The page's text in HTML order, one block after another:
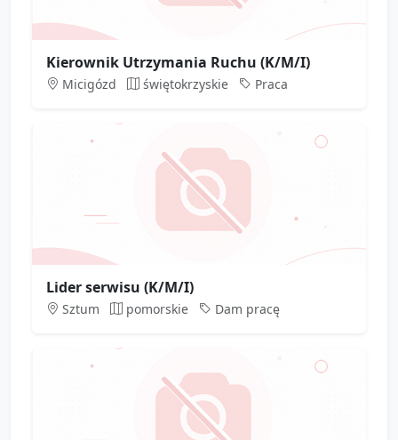
Kierownik Utrzymania Ruchu (K/M/I)
Micigózd świętokrzyskie Praca
Lider serwisu (K/M/I)
Sztum pomorskie Dam pracę